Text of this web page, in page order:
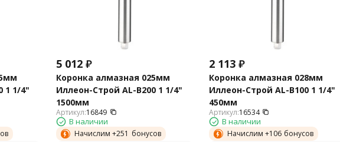
1 1/4"
5 012 ₽
Коронка алмазная 025мм
Иллеон-Строй AL-B200 1 1/4"
1500мм
Артикул:16849
В наличии
Начислим +251 бонусов
2 113 ₽
Коронка алмазная 028мм
Иллеон-Строй AL-B100 1 1/4"
450мм
Артикул:16534
В наличии
Начислим +106 бонусов